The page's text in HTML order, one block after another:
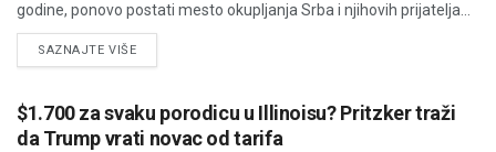
godine, ponovo postati mesto okupljanja Srba i njihovih prijatelja...
SAZNAJTE VIŠEDETAILS
$1.700 za svaku porodicu u Illinoisu? Pritzker traži
da Trump vrati novac od tarifa